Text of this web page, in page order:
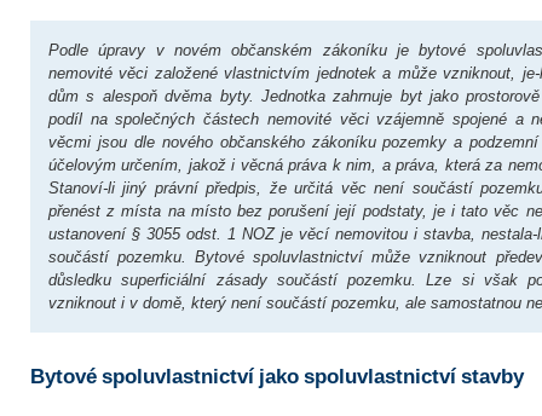
Podle úpravy v novém občanském zákoníku je bytové
nemovité věci založené vlastnictvím jednotek a může vzniknout,
dům s alespoň dvěma byty. Jednotka zahrnuje byt jako
podíl na společných částech nemovité věci vzájemně spojené a
věcmi jsou dle nového občanského zákoníku pozemky a
účelovým určením, jakož i věcná práva k nim, a práva, která za
Stanoví‑li jiný právní předpis, že určitá věc není součástí
přenést z místa na místo bez porušení její podstaty, je i tato věc
ustanovení § 3055 odst. 1 NOZ je věcí nemovitou i stavba,
součástí pozemku. Bytové spoluvlastnictví může vzniknout
důsledku superficiální zásady součástí pozemku. Lze si však
vzniknout i v domě, který není součástí pozemku, ale samostatnou
Bytové spoluvlastnictví jako spoluvlastnictví stavby